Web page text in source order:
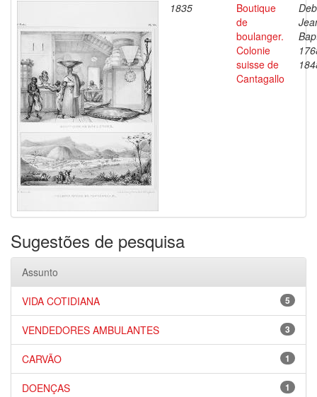
1835
Boutique
de
boulanger.
Colonie
suisse de
Cantagallo
Sugestões de pesquisa
Assunto
5
VIDA COTIDIANA
3
VENDEDORES AMBULANTES
1
CARVÃO
1
DOENÇAS